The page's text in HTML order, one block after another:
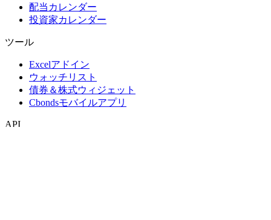
配当カレンダー
投資家カレンダー
ツール
Excelアドイン
ウォッチリスト
債券＆株式ウィジェット
Cbondsモバイルアプリ
API